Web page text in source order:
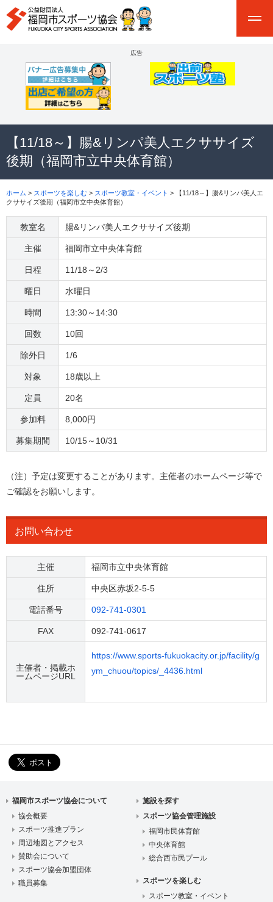
広告
【11/18～】腸&リンパ美人エクササイズ
後期（福岡市立中央体育館）
ホーム > スポーツを楽しむ > スポーツ教室・イベント > 【11/18～】腸&リンパ美人エ
クササイズ後期（福岡市立中央体育館）
教室名 腸&リンパ美人エクササイズ後期
主催 福岡市立中央体育館
日程 11/18～2/3
曜日 水曜日
時間 13:30～14:30
回数 10回
除外日 1/6
対象 18歳以上
定員 20名
参加料 8,000円
募集期間 10/15～10/31
（注）予定は変更することがあります。主催者のホームページ等で
ご確認をお願いします。
お問い合わせ
主催 福岡市立中央体育館
住所 中央区赤坂2-5-5
電話番号 092-741-0301
FAX 092-741-0617
主催者・掲載ホ
ームページURL
https://www.sports-fukuokacity.or.jp/facility/g
ym_chuou/topics/_4436.html
福岡市スポーツ協会について
協会概要
スポーツ推進プラン
周辺地図とアクセス
賛助会について
スポーツ協会加盟団体
職員募集
施設を探す
スポーツ協会管理施設
福岡市民体育館
中央体育館
総合西市民プール
スポーツを楽しむ
スポーツ教室・イベント